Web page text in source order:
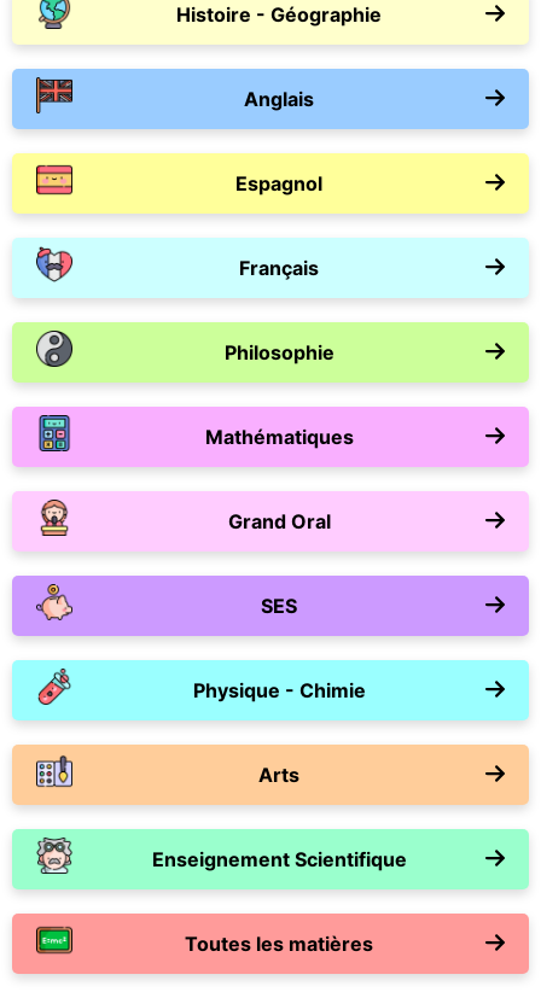
Histoire - Géographie
Anglais
Espagnol
Français
Philosophie
Mathématiques
Grand Oral
SES
Physique - Chimie
Arts
Enseignement Scientifique
Toutes les matières